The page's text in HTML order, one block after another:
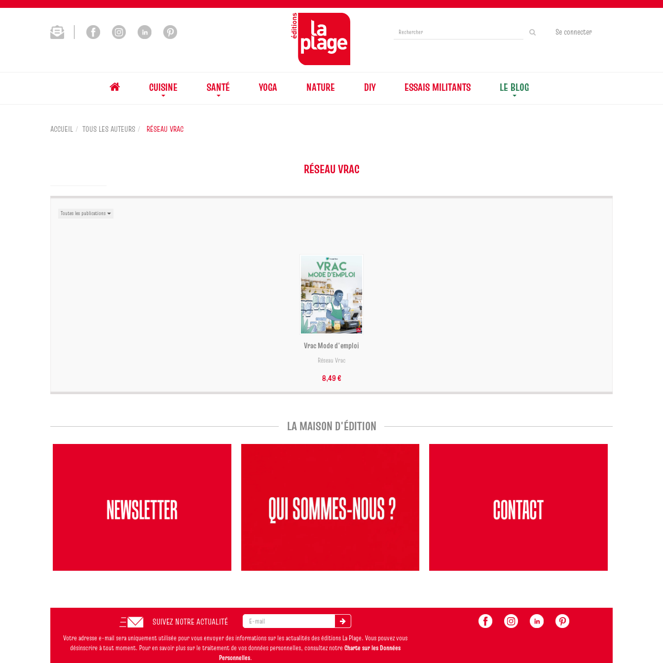
Se connecter
CUISINE SANTÉ YOGA NATURE DIY ESSAIS MILITANTS LE BLOG
ACCUEIL TOUS LES AUTEURS RÉSEAU VRAC
RÉSEAU VRAC
Toutes les publications
Vrac Mode d'emploi
Réseau Vrac
8,49 €
LA MAISON D'ÉDITION
SUIVEZ NOTRE ACTUALITÉ
Votre adresse e-mail sera uniquement utilisée pour vous envoyer des informations sur les actualités des éditions La Plage. Vous pouvez vous
désinscrire à tout moment. Pour en savoir plus sur le traitement de vos données personnelles, consultez notre Charte sur les Données
Personnelles.